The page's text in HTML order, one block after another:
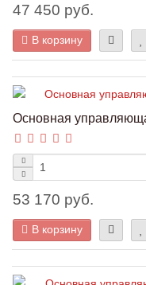
47 450 руб.
В корзину
Основная
53 170 руб.
В корзину